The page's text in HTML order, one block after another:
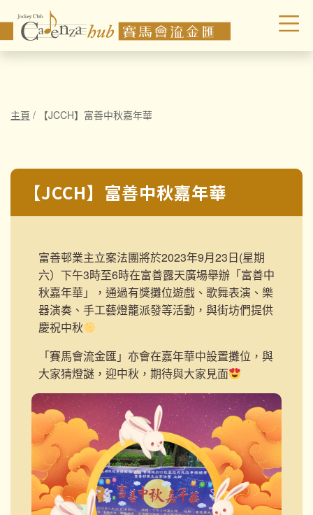
主頁 / 【JCCH】富善中秋嘉年華
【JCCH】富善中秋嘉年華
富善邨業主立案法團將於2023年9月23日(星期
六）下午3時至6時在富善露天廣場舉辦「富善中
秋嘉年華」，通過有獎攤位遊戲、歌舞表演、樂
器演奏、手工藝燈籠派發等活動，與街坊們提供
慶祝中秋
「賽馬會流金匯」亦會在嘉年華中設置攤位，與
大家猜燈謎，迎中秋，期待與大家見面